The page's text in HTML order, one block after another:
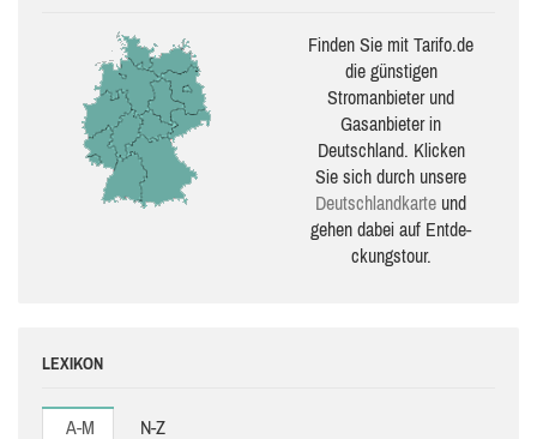
Finden Sie mit Tarifo.de
die güns­ti­gen
Stromanbieter und
Gasanbieter in
Deutschland. Klicken
Sie sich durch unsere
Deutsch­land­karte und
gehen dabei auf Ent­de­
ckungs­tour.
LEXIKON
A-M N-Z